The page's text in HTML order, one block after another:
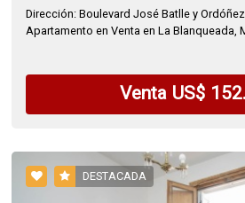
Dirección: Boulevard José Batlle y Ordóñez
Apartamento en Venta en La Blanqueada,
Venta US$
DESTACADA